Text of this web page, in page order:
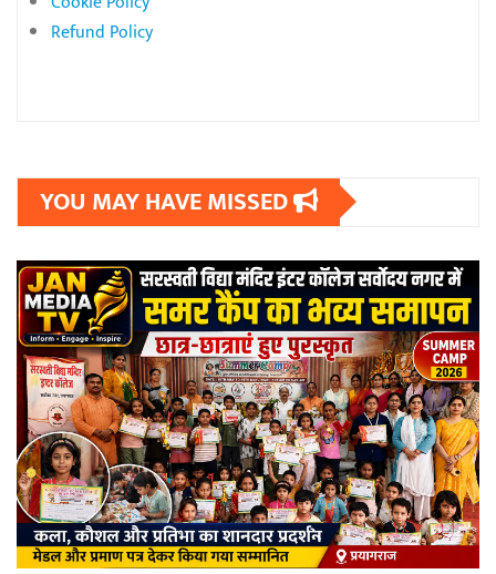
Refund Policy
YOU MAY HAVE MISSED